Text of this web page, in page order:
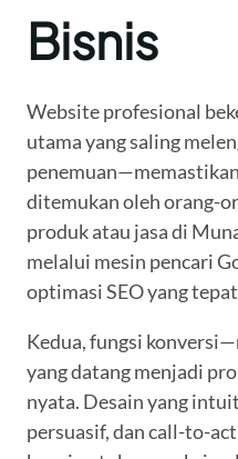
Bisnis
Website profesional
utama yang saling
ditemukan oleh orang-
produk atau jasa di
melalui mesin pencari
optimasi SEO yang
Kedua, fungsi
yang datang menjadi
nyata. Desain yang
persuasif, dan call-to-